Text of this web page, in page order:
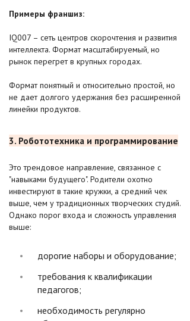
Примеры франшиз:
IQ007 – сеть центров скорочтения и развития
интеллекта. Формат масштабируемый, но
рынок перегрет в крупных городах.
Формат понятный и относительно простой, но
не дает долгого удержания без расширенной
линейки продуктов.
3. Робототехника и программирование
Это трендовое направление, связанное с
"навыками будущего". Родители охотно
инвестируют в такие кружки, а средний чек
выше, чем у традиционных творческих студий.
Однако порог входа и сложность управления
выше:
дорогие наборы и оборудование;
требования к квалификации
педагогов;
необходимость регулярно